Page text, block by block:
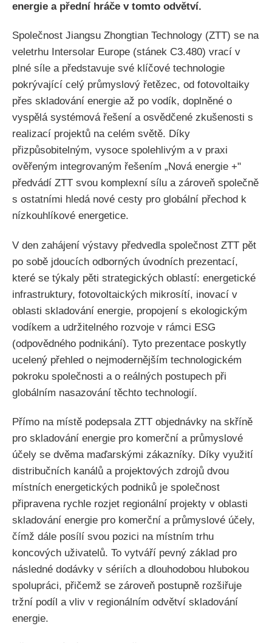
energie a přední hráče v tomto odvětví.
Společnost Jiangsu Zhongtian Technology (ZTT) se na
veletrhu Intersolar Europe (stánek C3.480) vrací v
plné síle a představuje své klíčové technologie
pokrývající celý průmyslový řetězec, od fotovoltaiky
přes skladování energie až po vodík, doplněné o
vyspělá systémová řešení a osvědčené zkušenosti s
realizací projektů na celém světě. Díky
přizpůsobitelným, vysoce spolehlivým a v praxi
ověřeným integrovaným řešením „Nová energie +"
předvádí ZTT svou komplexní sílu a zároveň společně
s ostatními hledá nové cesty pro globální přechod k
nízkouhlíkové energetice.
V den zahájení výstavy předvedla společnost ZTT pět
po sobě jdoucích odborných úvodních prezentací,
které se týkaly pěti strategických oblastí: energetické
infrastruktury, fotovoltaických mikrosítí, inovací v
oblasti skladování energie, propojení s ekologickým
vodíkem a udržitelného rozvoje v rámci ESG
(odpovědného podnikání). Tyto prezentace poskytly
ucelený přehled o nejmodernějším technologickém
pokroku společnosti a o reálných postupech při
globálním nasazování těchto technologií.
Přímo na místě podepsala ZTT objednávky na skříně
pro skladování energie pro komerční a průmyslové
účely se dvěma maďarskými zákazníky. Díky využití
distribučních kanálů a projektových zdrojů dvou
místních energetických podniků je společnost
připravena rychle rozjet regionální projekty v oblasti
skladování energie pro komerční a průmyslové účely,
čímž dále posílí svou pozici na místním trhu
koncových uživatelů. To vytváří pevný základ pro
následné dodávky v sériích a dlouhodobou hlubokou
spolupráci, přičemž se zároveň postupně rozšiřuje
tržní podíl a vliv v regionálním odvětví skladování
energie.